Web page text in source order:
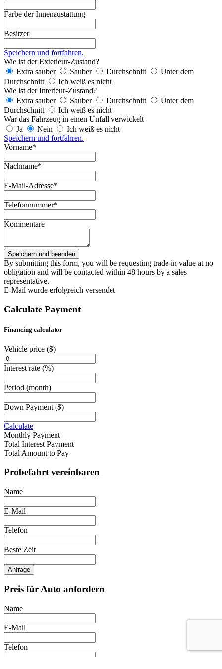
Farbe der Innenaustattung
Besitzer
Speichern und fortfahren.
Wie ist der Exterieur-Zustand?
Extra sauber
Sauber Durchschnitt
Unter dem
Durchschnitt
Ich weiß es nicht
Wie ist der Interieur-Zustand?
Extra sauber
Sauber Durchschnitt
Unter dem
Durchschnitt
Ich weiß es nicht
War das Fahrzeug in einen Unfall verwickelt
Ja
Nein
Ich weiß es nicht
Speichern und fortfahren.
Vorname*
Nachname*
E-Mail-Adresse*
Telefonnummer*
Kommentare
By submitting this form, you will be requesting trade-in value at no
obligation and will be contacted within 48 hours by a sales
representative.
E-Mail wurde erfolgreich versendet
Calculate Payment
Financing calculator
Vehicle price ($)
Interest rate (%)
Period (month)
Down Payment ($)
Calculate
Monthly Payment
Total Interest Payment
Total Amount to Pay
Probefahrt vereinbaren
Name
E-Mail
Telefon
Beste Zeit
Anfrage
Preis für Auto anfordern
Name
E-Mail
Telefon